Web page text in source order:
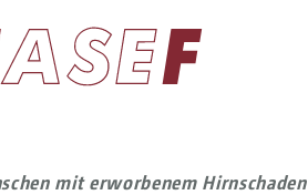
mit erworbenem Hirnschaden